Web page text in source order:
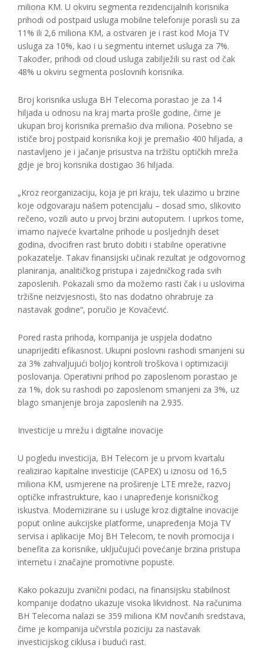
miliona KM. U okviru segmenta rezidencijalnih korisnika
prihodi od postpaid usluga mobilne telefonije porasli su za
11% ili 2,6 miliona KM, a ostvaren je i rast kod Moja TV
usluga za 10%, kao i u segmentu internet usluga za 7%.
Također, prihodi od cloud usluga zabilježili su rast od čak
48% u okviru segmenta poslovnih korisnika.
Broj korisnika usluga BH Telecoma porastao je za 14
hiljada u odnosu na kraj marta prošle godine, čime je
ukupan broj korisnika premašio dva miliona. Posebno se
ističe broj postpaid korisnika koji je premašio 400 hiljada, a
nastavljeno je i jačanje prisustva na tržištu optičkih mreža
gdje je broj korisnika dostigao 36 hiljada.
„Kroz reorganizaciju, koja je pri kraju, tek ulazimo u brzine
koje odgovaraju našem potencijalu – dosad smo, slikovito
rečeno, vozili auto u prvoj brzini autoputem. I uprkos tome,
imamo najveće kvartalne prihode u posljednjih deset
godina, dvocifren rast bruto dobiti i stabilne operativne
pokazatelje. Takav finansijski učinak rezultat je odgovornog
planiranja, analitičkog pristupa i zajedničkog rada svih
zaposlenih. Pokazali smo da možemo rasti čak i u uslovima
tržišne neizvjesnosti, što nas dodatno ohrabruje za
nastavak godine“, poručio je Kovačević.
Pored rasta prihoda, kompanija je uspjela dodatno
unaprijediti efikasnost. Ukupni poslovni rashodi smanjeni su
za 3% zahvaljujući boljoj kontroli troškova i optimizaciji
poslovanja. Operativni prihod po zaposlenom porastao je
za 1%, dok su rashodi po zaposlenom smanjeni za 3%, uz
blago smanjenje broja zaposlenih na 2.935.
Investicije u mrežu i digitalne inovacije
U pogledu investicija, BH Telecom je u prvom kvartalu
realizirao kapitalne investicije (CAPEX) u iznosu od 16,5
miliona KM, usmjerene na proširenje LTE mreže, razvoj
optičke infrastrukture, kao i unapređenje korisničkog
iskustva. Modernizirane su i usluge kroz digitalne inovacije
poput online aukcijske platforme, unapređenja Moja TV
servisa i aplikacije Moj BH Telecom, te novih promocija i
benefita za korisnike, uključujući povećanje brzina pristupa
internetu i značajne promotivne popuste.
Kako pokazuju zvanični podaci, na finansijsku stabilnost
kompanije dodatno ukazuje visoka likvidnost. Na računima
BH Telecoma nalazi se 359 miliona KM novčanih sredstava,
čime je kompanija učvrstila poziciju za nastavak
investicijskog ciklusa i budući rast.